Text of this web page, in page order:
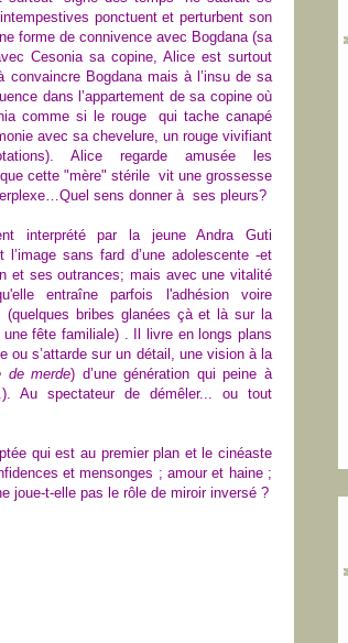
ponctuent et perturbent son
forme de connivence avec Bogdana (sa
Cesonia sa copine, Alice est surtout
convaincre Bogdana mais à l’insu de sa
dans l’appartement de sa copine où
comme si le rouge qui tache canapé
avec sa chevelure, un rouge vivifiant
Alice regarde amusée les
cette "mère" stérile vit une grossesse
sens donner à ses pleurs?
interprété par la jeune Andra Guti
sans fard d’une adolescente -et
et ses outrances; mais avec une vitalité
entraîne parfois l'adhésion voire
(quelques bribes glanées çà et là sur la
fête familiale) . Il livre en longs plans
ou s’attarde sur un détail, une vision à la
de merde) d’une génération qui peine à
Au spectateur de démêler... ou tout
qui est au premier plan et le cinéaste
et mensonges ; amour et haine ;
joue-t-elle pas le rôle de miroir inversé ?